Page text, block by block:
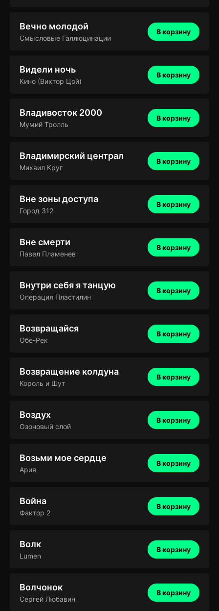
Вечно молодой
Смысловые Галлюцинации
В корзину
Видели ночь
Кино (Виктор Цой)
В корзину
Владивосток 2000
Мумий Тролль
В корзину
Владимирский централ
Михаил Круг
В корзину
Вне зоны доступа
Город 312
В корзину
Вне смерти
Павел Пламенев
В корзину
Внутри себя я танцую
Операция Пластилин
В корзину
Возвращайся
Обе-Рек
В корзину
Возвращение колдуна
Король и Шут
В корзину
Воздух
Озоновый слой
В корзину
Возьми мое сердце
Ария
В корзину
Война
Фактор 2
В корзину
Волк
Lumen
В корзину
Волчонок
Сергей Любавин
В корзину